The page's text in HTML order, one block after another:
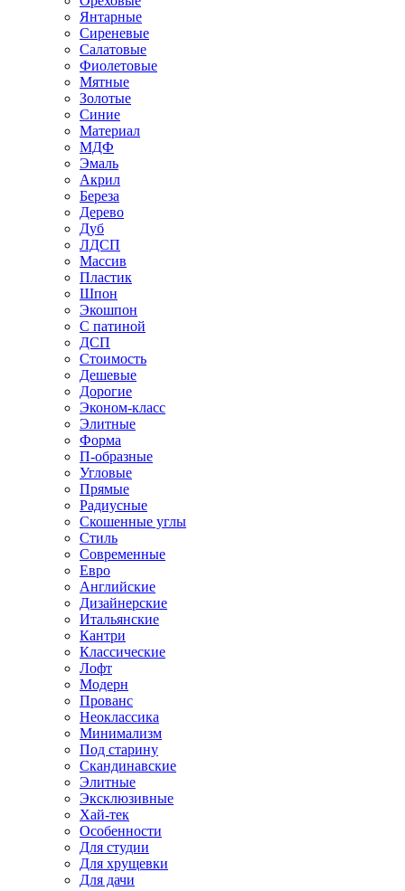
Янтарные
Сиреневые
Салатовые
Фиолетовые
Мятные
Золотые
Синие
Материал
МДФ
Эмаль
Акрил
Береза
Дерево
Дуб
ЛДСП
Массив
Пластик
Шпон
Экошпон
С патиной
ДСП
Стоимость
Дешевые
Дорогие
Эконом-класс
Элитные
Форма
П-образные
Угловые
Прямые
Радиусные
Скошенные углы
Стиль
Современные
Евро
Английские
Дизайнерские
Итальянские
Кантри
Классические
Лофт
Модерн
Прованс
Неоклассика
Минимализм
Под старину
Скандинавские
Элитные
Эксклюзивные
Хай-тек
Особенности
Для студии
Для хрущевки
Для дачи